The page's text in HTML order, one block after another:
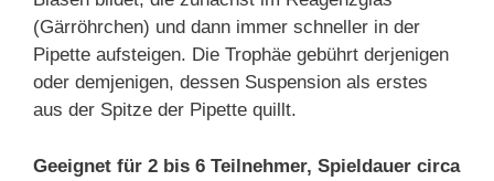
(Gärröhrchen) und dann immer schneller in der
Pipette aufsteigen. Die Trophäe gebührt derjenigen
oder demjenigen, dessen Suspension als erstes
aus der Spitze der Pipette quillt.
Geeignet für 2 bis 6 Teilnehmer, Spieldauer circa